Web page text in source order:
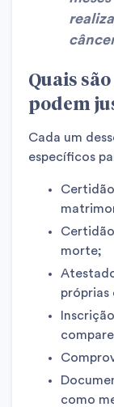
Quais
podem
Cada um
específicos
morte;
próprias
como